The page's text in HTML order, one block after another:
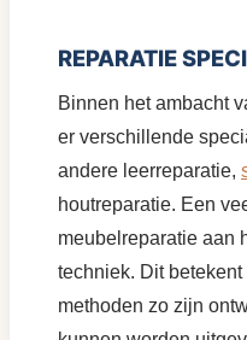
REPARATIE
Binnen het ambacht
er verschillende
andere leerreparatie,
houtreparatie. Een
meubelreparatie aan
techniek. Dit
methoden zo zijn